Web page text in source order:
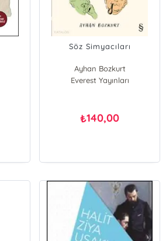
Söz Simyacıları
Ayhan Bozkurt
Everest Yayınları
₺140,00